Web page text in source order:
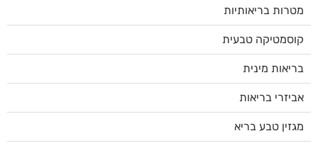
מטרות בריאותיות
קוסמטיקה טבעית
בריאות מינית
אביזרי בריאות
מגזין טבע בריא